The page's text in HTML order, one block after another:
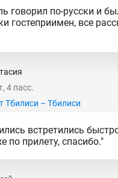
говорил по-русски и
гостеприимен, все
4 пасс.
Тбилиси – Тбилиси
встретились
по прилету, спасибо."